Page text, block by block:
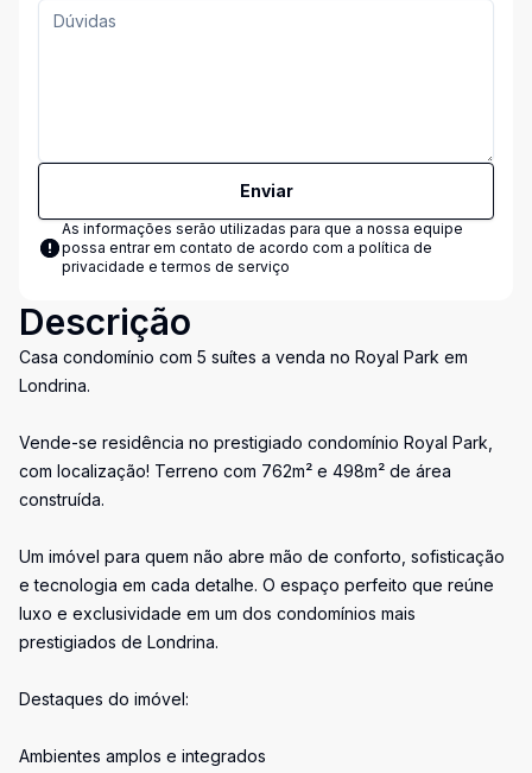
Enviar
As informações serão utilizadas para que a nossa equipe
possa entrar em contato de acordo com a política de
privacidade e termos de serviço
Descrição
Casa condomínio com 5 suítes a venda no Royal Park em
Londrina.
Vende-se residência no prestigiado condomínio Royal Park,
com localização! Terreno com 762m² e 498m² de área
construída.
Um imóvel para quem não abre mão de conforto, sofisticação
e tecnologia em cada detalhe. O espaço perfeito que reúne
luxo e exclusividade em um dos condomínios mais
prestigiados de Londrina.
Destaques do imóvel:
Ambientes amplos e integrados